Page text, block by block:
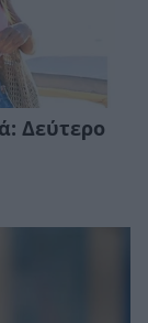
Δεύτερο